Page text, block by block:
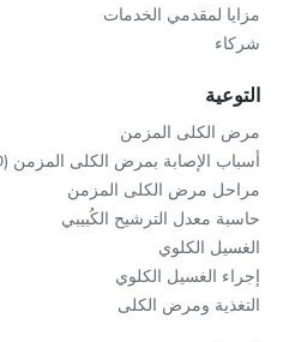
مزايا لمقدمي الخدمات
شركاء
التوعية
مرض الكلى المزمن
أسباب الإصابة بمرض الكلى المزمن (CKD)
مراحل مرض الكلى المزمن
حاسبة معدل الترشيح الكُبيبي
الغسيل الكلوي
إجراء الغسيل الكلوي
التغذية ومرض الكلى